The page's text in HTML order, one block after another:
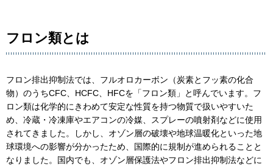
フロン類とは
フロン排出抑制法では、フルオロカーボン（炭素とフッ素の化合
物）のうちCFC、HCFC、HFCを「フロン類」と呼んでいます。フ
ロン類は化学的にきわめて安定な性質を持つ物質で扱いやすいた
め、冷蔵・冷凍庫やエアコンの冷媒、スプレーの噴射剤などに使用
されてきました。しかし、オゾン層の破壊や地球温暖化といった地
球環境への影響が分かったため、国際的に規制が進められることと
なりました。国内でも、オゾン層保護法やフロン排出抑制法などに